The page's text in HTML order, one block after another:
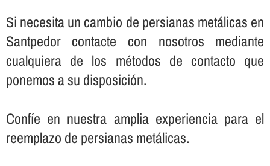
Si necesita un cambio de persianas metálicas en
Santpedor contacte con nosotros mediante
cualquiera de los métodos de contacto que
ponemos a su disposición.
Confí­e en nuestra amplia experiencia para el
reemplazo de persianas metálicas.